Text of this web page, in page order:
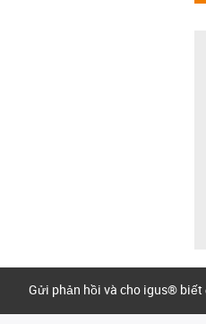
Gửi phản hồi và cho igus® biết